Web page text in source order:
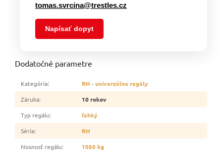
tomas.svrcina@trestles.cz
Napísať dopyt
Dodatočné parametre
Kategória:
RH - univerzálne regály
Záruka:
10 rokov
Typ regálu:
ľahký
Séria:
RH
Nosnosť regálu:
1050 kg